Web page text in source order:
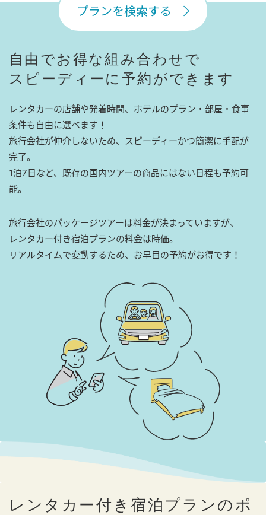
プランを検索する
自由でお得な組み合わせで
スピーディーに予約ができます
レンタカーの店舗や発着時間、ホテルのプラン・部屋・食事
条件も自由に選べます！
旅行会社が仲介しないため、スピーディーかつ簡潔に手配が
完了。
1泊7日など、既存の国内ツアーの商品にはない日程も予約可
能。
旅行会社のパッケージツアーは料金が決まっていますが、
レンタカー付き宿泊プランの料金は時価。
リアルタイムで変動するため、お早目の予約がお得です！
レンタカー付き宿泊プランのポ